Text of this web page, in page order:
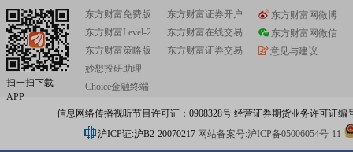
扫一扫下载
APP
东方财富免费版
东方财富Level-2
东方财富策略版
妙想投研助理
Choice金融终端
东方财富证券开户
东方财富在线交易
东方财富证券交易
东方财富网微博
东方财富网微信
意见与建议
信息网络传播视听节目许可证：0908328号 经营证券期货业务许可证编
沪ICP证:沪B2-20070217 网站备案号:沪ICP备05006054号-11